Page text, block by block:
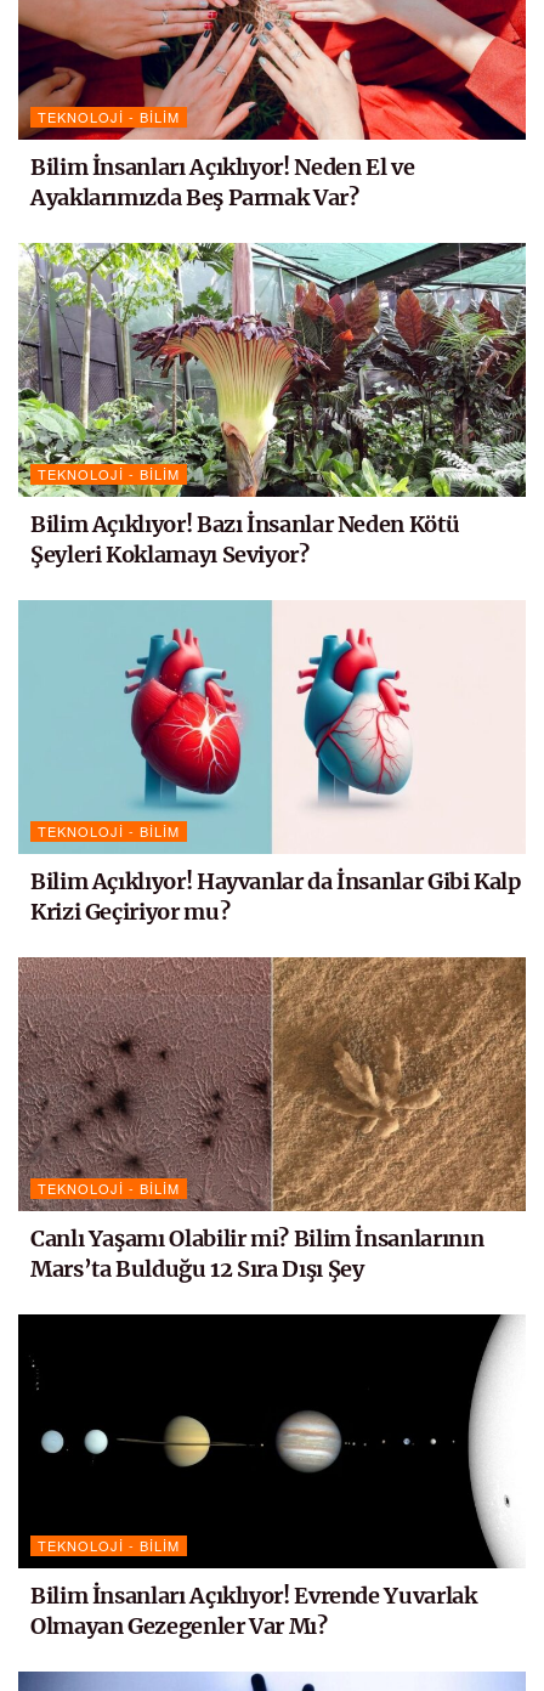
TEKNOLOJI - BILIM
Bilim İnsanları Açıklıyor! Neden El ve
Ayaklarımızda Beş Parmak Var?
TEKNOLOJI - BILIM
Bilim Açıklıyor! Bazı İnsanlar Neden Kötü
Şeyleri Koklamayı Seviyor?
TEKNOLOJI - BILIM
Bilim Açıklıyor! Hayvanlar da İnsanlar Gibi Kalp
Krizi Geçiriyor mu?
TEKNOLOJI - BILIM
Canlı Yaşamı Olabilir mi? Bilim İnsanlarının
Mars’ta Bulduğu 12 Sıra Dışı Şey
TEKNOLOJI - BILIM
Bilim İnsanları Açıklıyor! Evrende Yuvarlak
Olmayan Gezegenler Var Mı?